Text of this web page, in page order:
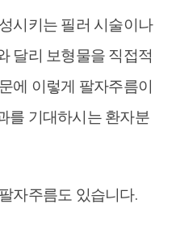
시키는 필러 시술이나
달리 보형물을 직접적
에 이렇게 팔자주름이
를 기대하시는 환자분
자주름도 있습니다.